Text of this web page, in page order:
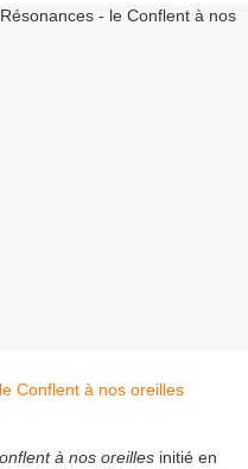
à nos oreilles initié en